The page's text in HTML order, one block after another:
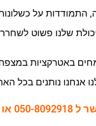
התמודדות על
שלנו פשוט
באטרקציות במצפה
אנחנו נותנים בכל
לשלוח